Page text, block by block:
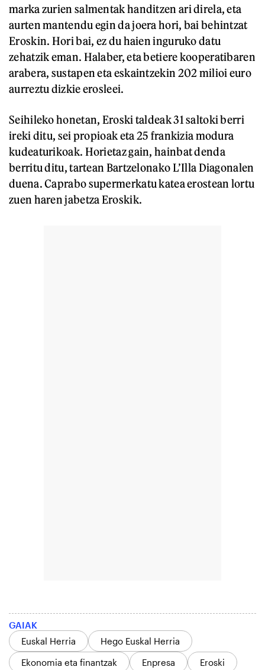
marka zurien salmentak handitzen ari direla, eta
aurten mantendu egin da joera hori, bai behintzat
Eroskin. Hori bai, ez du haien inguruko datu
zehatzik eman. Halaber, eta betiere kooperatibaren
arabera, sustapen eta eskaintzekin 202 milioi euro
aurreztu dizkie erosleei.
Seihileko honetan, Eroski taldeak 31 saltoki berri
ireki ditu, sei propioak eta 25 frankizia modura
kudeaturikoak. Horietaz gain, hainbat denda
berritu ditu, tartean Bartzelonako L’Illa Diagonalen
duena. Caprabo supermerkatu katea erostean lortu
zuen haren jabetza Eroskik.
GAIAK
Euskal Herria
Hego Euskal Herria
Ekonomia eta finantzak
Enpresa Eroski